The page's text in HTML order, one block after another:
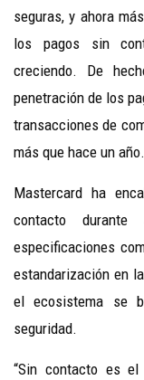
seguras, y ahora
los pagos sin
creciendo. De
penetración de los
transacciones de
más que hace un año.
Mastercard ha
contacto
especificaciones
estandarización en
el ecosistema se
seguridad.
“Sin contacto es